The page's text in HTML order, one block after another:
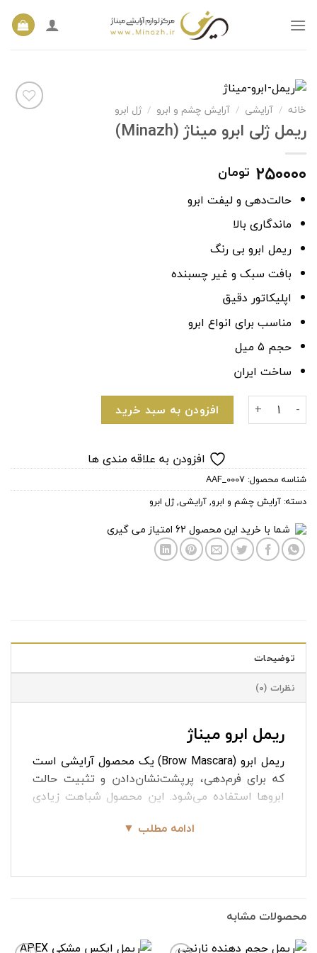
خانه / آرایشی / آرایش چشم و ابرو / ژل ابرو
ریمل ژلی ابرو میناژ (Minazh)
۲۵۰۰۰۰ تومان
حالت‌دهی و لیفت ابرو
ماندگاری بالا
ریمل ابرو بی رنگ
بافت سبک و غیر چسبنده
اپلیکاتور دقیق
مناسب برای انواع ابرو
حجم ۵ میل
ساخت ایران
ریمل ژلی ابرو میناژ (Minazh) عددافزودن به سبد خرید
افزودن به علاقه مندی ها
شناسه محصول: AAF_0007
دسته: آرایش چشم و ابرو,آرایشی,ژل ابرو
شما با خرید این محصول 62 امتیاز می گیری
توضیحات
نظرات (0)
ریمل ابرو میناژ
ریمل ابرو (Brow Mascara) یک محصول آرایشی است
که برای فرم‌دهی، پرپشت‌نشان‌دادن و تثبیت حالت
ابروها استفاده می‌شود. این محصول شباهت زیادی
ابرو طراحی شده است. ریمل ابرو معمولاً در دو نوع
کند. به دلیل بافت سبک و بدون چسبندگی سنگینی
ادامه مطلب ▼
محصولات مشابه